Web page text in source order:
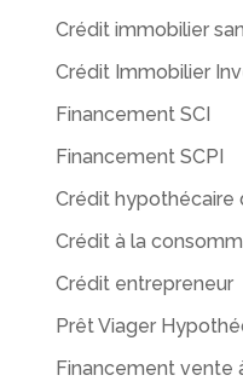
Crédit immobilier
Crédit Immobilier
Financement SCI
Financement SCPI
Crédit hypothécaire
Crédit à la
Crédit entrepreneur
Prêt Viager
Financement vente